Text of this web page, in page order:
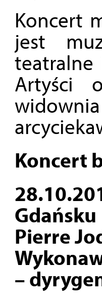
Koncert
jest
teatralne
Artyści
Koncert
Gdańsku
Pierre
–